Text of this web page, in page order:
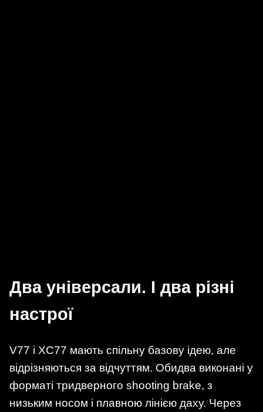
Два універсали. І два різні
настрої
V77 і XC77 мають спільну базову ідею, але
відрізняються за відчуттям. Обидва виконані у
форматі тридверного shooting brake, з
низьким носом і плавною лінією даху. Через